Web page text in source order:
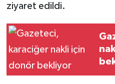
ziyaret edildi.